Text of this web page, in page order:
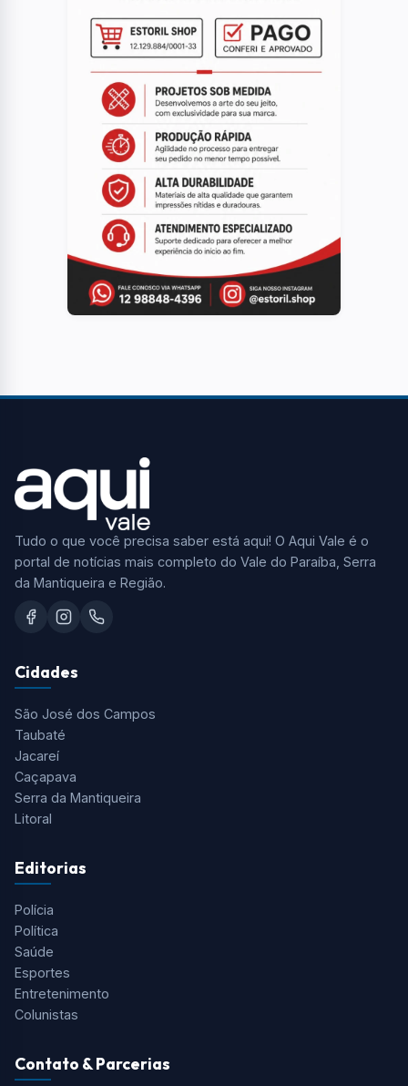
Tudo o que você precisa saber está aqui! O Aqui Vale é o
portal de notícias mais completo do Vale do Paraíba, Serra
da Mantiqueira e Região.
Cidades
São José dos Campos
Taubaté
Jacareí
Caçapava
Serra da Mantiqueira
Litoral
Editorias
Polícia
Política
Saúde
Esportes
Entretenimento
Colunistas
Contato & Parcerias